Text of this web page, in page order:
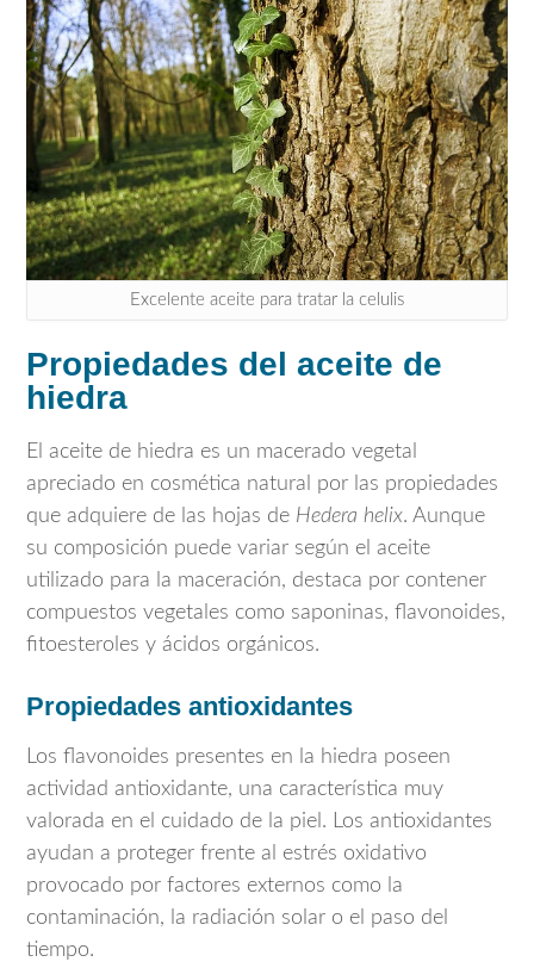
Excelente aceite para tratar la celulis
Propiedades del aceite de
hiedra
El aceite de hiedra es un macerado vegetal
apreciado en cosmética natural por las propiedades
que adquiere de las hojas de Hedera helix. Aunque
su composición puede variar según el aceite
utilizado para la maceración, destaca por contener
compuestos vegetales como saponinas, flavonoides,
fitoesteroles y ácidos orgánicos.
Propiedades antioxidantes
Los flavonoides presentes en la hiedra poseen
actividad antioxidante, una característica muy
valorada en el cuidado de la piel. Los antioxidantes
ayudan a proteger frente al estrés oxidativo
provocado por factores externos como la
contaminación, la radiación solar o el paso del
tiempo.